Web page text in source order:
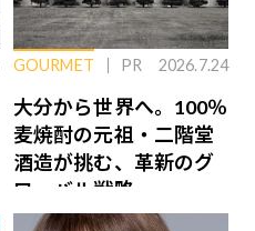
GOURMET PR 2026.7.24
大分から世界へ。100％
麦焼酎の元祖・二階堂
酒造が挑む、革新のグ
ローバル戦略